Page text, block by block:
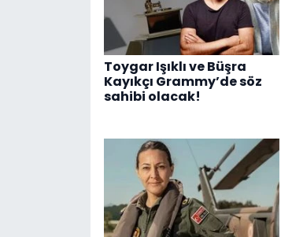
Toygar Işıklı ve Büşra
Kayıkçı Grammy’de söz
sahibi olacak!